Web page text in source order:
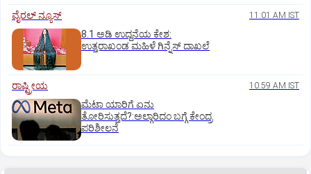
ವೈರಲ್ ನ್ಯೂಸ್ 11:01 AM IST
8.1 ಅಡಿ ಉದ್ದನೆಯ ಕೇಶ:
ಉತ್ತರಾಖಂಡ ಮಹಿಳೆ ಗಿನ್ನೆಸ್‌ ದಾಖಲೆ
ರಾಷ್ಟ್ರೀಯ 10:59 AM IST
ಮೆಟಾ ಯಾರಿಗೆ ಏನು
ತೋರಿಸುತ್ತದೆ?:ಅಲ್ಗಾರಿದಂ ಬಗ್ಗೆ ಕೇಂದ್ರ
ಪರಿಶೀಲನೆ